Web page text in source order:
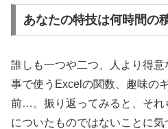
あなたの特技は何時間の
誰しも一つや二つ、人より得
事で使うExcelの関数、趣味の
前…。振り返ってみると、それ
についたものではないことに気